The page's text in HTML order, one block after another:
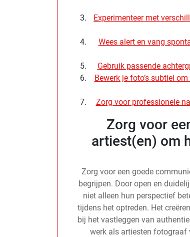
Experimenteer met
Wees alert en vang
Gebruik passende
Bewerk je foto’s subtiel
Zorg voor professionele
Zorg voor
artiest(en) om
Zorg voor een goede
begrijpen. Door open en
niet alleen hun perspectief
tijdens het optreden. Het
bij het vastleggen van
werk als artiesten fotograaf